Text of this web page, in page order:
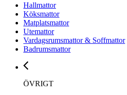
Hallmattor
Köksmattor
Matplatsmattor
Utemattor
Vardagsrumsmattor & Soffmattor
Badrumsmattor
ÖVRIGT